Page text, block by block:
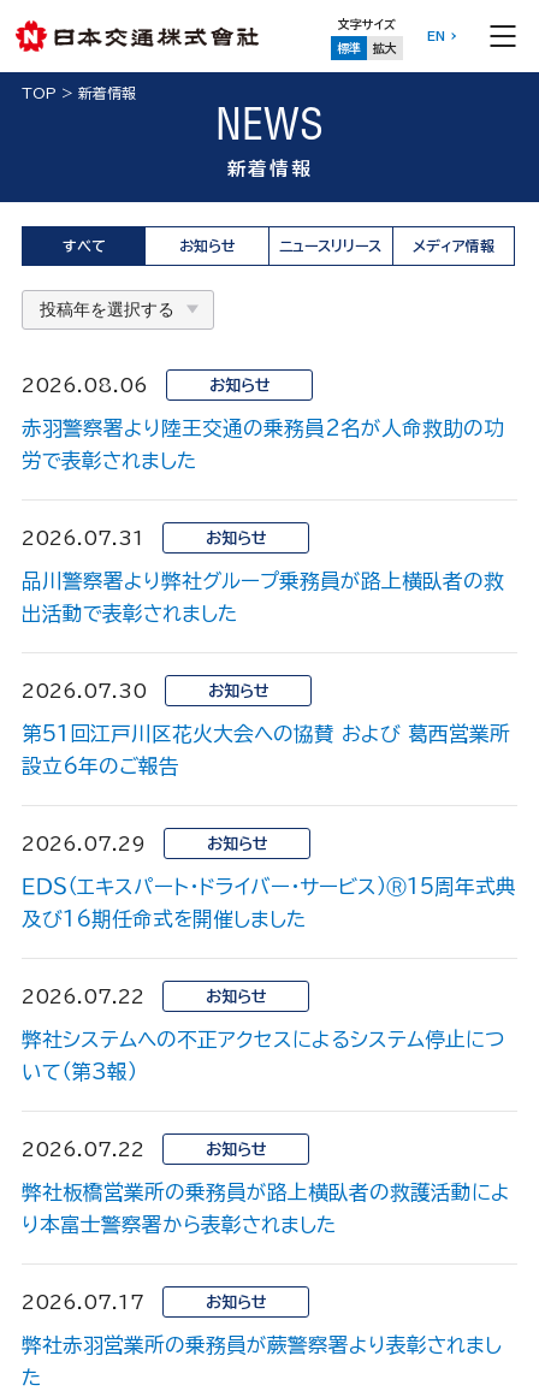
文字サイズ
標準
拡大
EN
TOP > 新着情報
NEWS
新着情報
すべて お知らせ ニュースリリース メディア情報
2026.08.06 お知らせ
赤羽警察署より陸王交通の乗務員2名が人命救助の功
労で表彰されました
2026.07.31 お知らせ
品川警察署より弊社グループ乗務員が路上横臥者の救
出活動で表彰されました
2026.07.30 お知らせ
第51回江戸川区花火大会への協賛 および 葛西営業所
設立6年のご報告
2026.07.29 お知らせ
ＥＤＳ（エキスパート・ドライバー・サービス）Ⓡ15周年式典
及び16期任命式を開催しました
2026.07.22 お知らせ
弊社システムへの不正アクセスによるシステム停止につ
いて（第3報）
2026.07.22 お知らせ
弊社板橋営業所の乗務員が路上横臥者の救護活動によ
り本富士警察署から表彰されました
2026.07.17 お知らせ
弊社赤羽営業所の乗務員が蕨警察署より表彰されまし
た